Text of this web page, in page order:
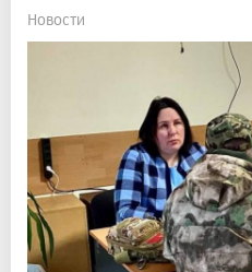
Новости